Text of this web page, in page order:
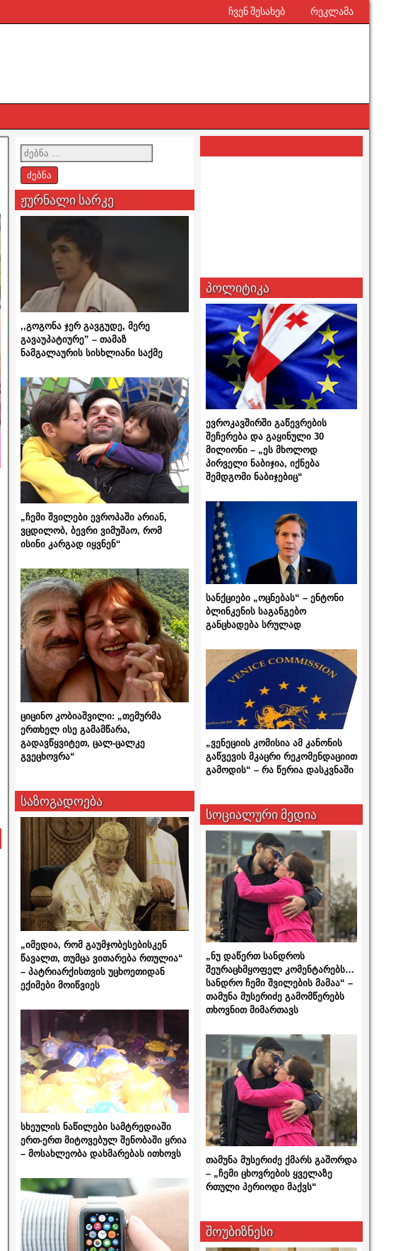
ჩვენ შესახებ რეკლამა
ჟურნალი სარკე
,,გოგონა ჯერ გავგუდე, მერე
გავაუპატიურე” – თამაზ
ნამგალაურის სისხლიანი საქმე
„ჩემი შვილები ევროპაში არიან,
ვცდილობ, ბევრი ვიმუშაო, რომ
ისინი კარგად იყვნენ“
ციცინო კობიაშვილი: „თემურმა
ერთხელ ისე გამამწარა,
გადავწყვიტეთ, ცალ-ცალკე
გვეცხოვრა“
საზოგადოება
„იმედია, რომ გაუმჯობესებისკენ
წავალთ, თუმცა ვითარება რთულია“
– პატრიარქისთვის უცხოეთიდან
ექიმები მოიწვიეს
სხეულის ნაწილები სამტრედიაში
ერთ-ერთ მიტოვებულ შენობაში ყრია
– მოსახლეობა დახმარებას ითხოვს
პოლიტიკა
ევროკავშირში გაწევრების
შეჩერება და გაყინული 30
მილიონი – „ეს მხოლოდ
პირველი ნაბიჯია, იქნება
შემდგომი ნაბიჯებიც“
სანქციები „ოცნებას“ – ენტონი
ბლინკენის საგანგებო
განცხადება სრულად
„ვენეციის კომისია ამ კანონის
გაწვევის მკაცრი რეკომენდაციით
გამოდის“ – რა წერია დასკვნაში
სოციალური მედია
„ნუ დაწერთ სანდროს
შეურაცხმყოფელ კომენტარებს…
სანდრო ჩემი შვილების მამაა“ –
თამუნა მუსერიძე გამომწერებს
თხოვნით მიმართავს
თამუნა მუსერიძე ქმარს გაშორდა
– „ჩემი ცხოვრების ყველაზე
რთული პერიოდი მაქვს“
შოუბიზნესი